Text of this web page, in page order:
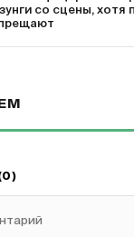
со сцены, хотя